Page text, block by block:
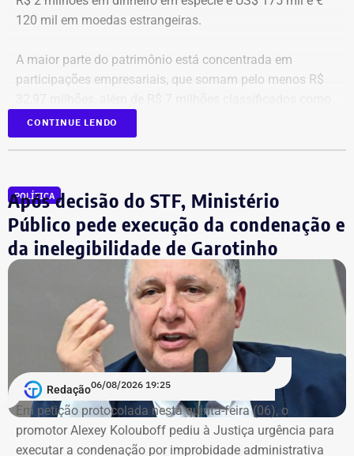
120 mil em moedas estrangeiras.
A maior parte do patrimônio está concentrada em
participações empresariais, que somam pelo menos R$
“valores de diversos créditos”. Também aparecem na
relação imóveis, incluindo uma cobertura declarada por
sobre marca, modelo ou valor de mercado dos relógios.
CONTINUE LENDO
POLÍTICA
Após decisão do STF, Ministério
Público pede execução da condenação e
da inelegibilidade de Garotinho
Redação06/08/2026 19:25
Em petição protocolada nesta quinta-feira (06), o
promotor Alexey Kolouboff pediu à Justiça urgência para
executar a condenação por improbidade administrativa